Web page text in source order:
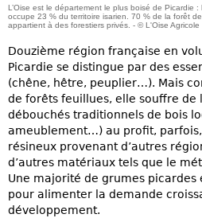
L’Oise est le département le plus boisé de Picardie :
occupe 23 % du territoire isarien. 70 % de la forêt de
appartient à des forestiers privés. - © L'Oise Agricole
Douzième région française en
Picardie se distingue par des
(chêne, hêtre, peuplier…). Mais
de forêts feuillues, elle souffre de
débouchés traditionnels de bois
ameublement…) au profit,
résineux provenant d’autres
d’autres matériaux tels que le
Une majorité de grumes picardes
pour alimenter la demande
développement.